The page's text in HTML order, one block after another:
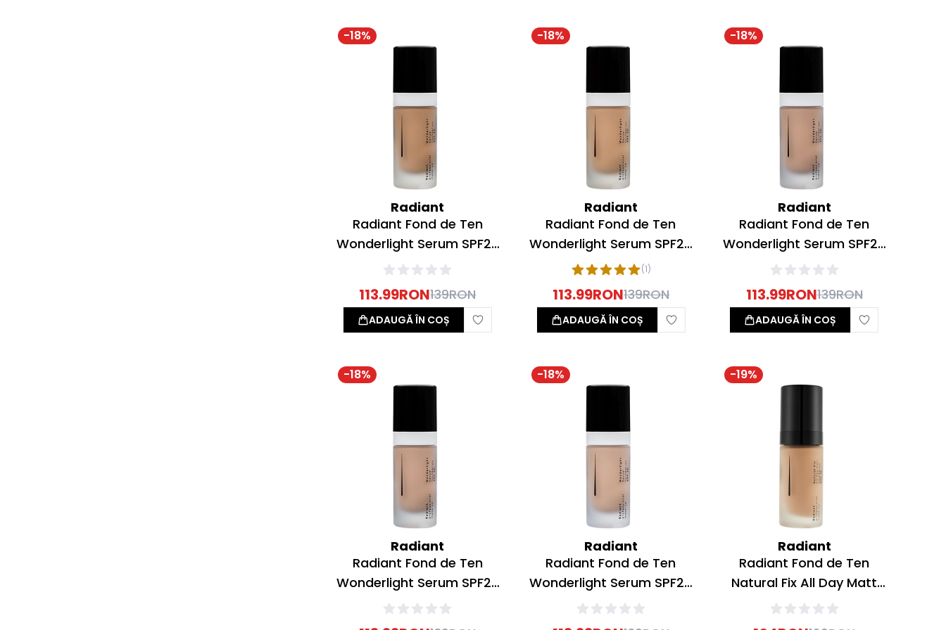
-18%
Radiant
Radiant Fond de Ten
Wonderlight Serum SPF20
Nr 05 Tan Beige 30ml
113.99RON139RON
ADAUGĂ ÎN COȘ
-18%
Radiant
Radiant Fond de Ten
Wonderlight Serum SPF20
Nr 04 Honey Beige 30ml
(1)
113.99RON139RON
ADAUGĂ ÎN COȘ
-18%
Radiant
Radiant Fond de Ten
Wonderlight Serum SPF20
Nr 03 Natural Beige 30ml
113.99RON139RON
ADAUGĂ ÎN COȘ
-18%
Radiant
Radiant Fond de Ten
Wonderlight Serum SPF20
Nr 02 Cream Beige 30ml
-18%
Radiant
Radiant Fond de Ten
Wonderlight Serum SPF20
Nr 01 Porcelain Beige 30ml
-19%
Radiant
Radiant Fond de Ten
Natural Fix All Day Matt
Make Up 06 Tan 30ml